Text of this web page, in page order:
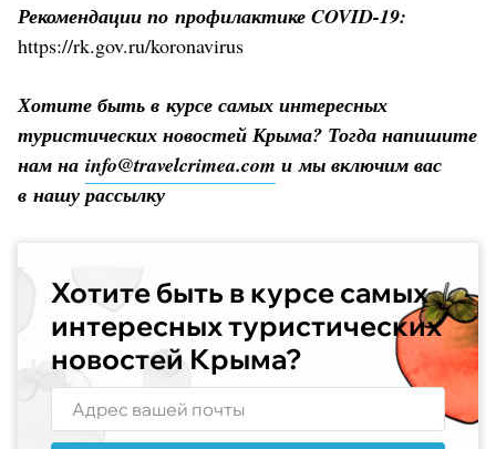
Рекомендации по профилактике COVID-19:
https://rk.gov.ru/koronavirus
Хотите быть в курсе самых интересных
туристических новостей Крыма? Тогда напишите
нам на info@travelcrimea.com и мы включим вас
в нашу рассылку
Хотите быть в курсе самых
интересных туристических
новостей Крыма?